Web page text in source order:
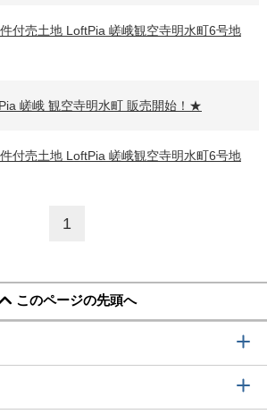
付売土地 LoftPia 嵯峨観空寺明水町6号地
嵯峨 観空寺明水町 販売開始！★
付売土地 LoftPia 嵯峨観空寺明水町6号地
1
このページの先頭へ